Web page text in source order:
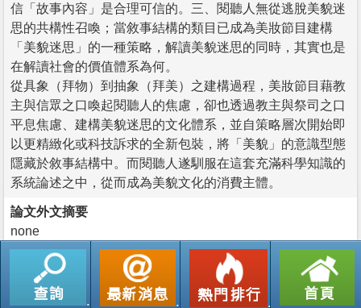
信「故事內容」是合理可信的。三、閱聽人無從逃脫美貌迷
思的共構性召喚；當敘事結構的類目已成為美妝節目建構
「美貌迷思」的一種策略，解讀美貌迷思的同時，其實也是
在解讀社會的價值體系為何。
從具象（拜物）到抽象（拜美）之建構過程，美妝節目藉教
主與信眾之口喚起閱聽人的焦慮，卻也透過教主與祭司之口
平息焦慮、建構美貌迷思的文化體系，並自策略層次開始即
以更精緻化或科技訴求的全新包裝，將「美貌」的意識型態
隱藏於敘事結構中。而閱聽人遂馴服在這套充滿科學知識的
系統論述之中，從而成為美貌文化的消費主體。
論文外文摘要
none
返回列表